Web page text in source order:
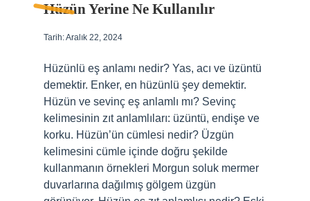
Hüzün Yerine Ne Kullanılır
Tarih: Aralık 22, 2024
Hüzünlü eş anlamı nedir? Yas, acı ve üzüntü
demektir. Enker, en hüzünlü şey demektir.
Hüzün ve sevinç eş anlamlı mı? Sevinç
kelimesinin zıt anlamlıları: üzüntü, endişe ve
korku. Hüzün’ün cümlesi nedir? Üzgün ​​
kelimesini cümle içinde doğru şekilde
kullanmanın örnekleri Morgun soluk mermer
duvarlarına dağılmış gölgem üzgün